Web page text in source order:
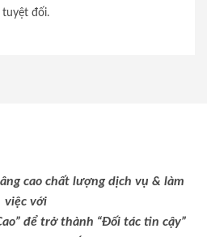
tuyệt đối.
cao chất lượng dịch vụ & làm
việc với
để trở thành “Đối tác tin cậy”